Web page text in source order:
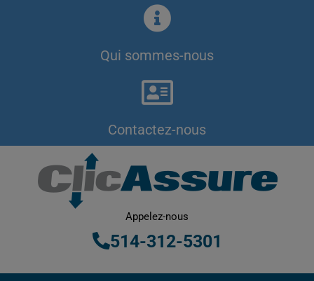
Qui sommes-nous
Contactez-nous
Appelez-nous
514-312-5301